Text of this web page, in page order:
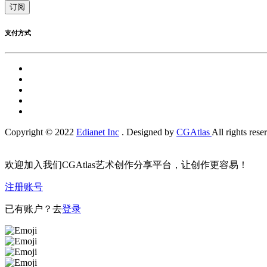
订阅
支付方式
Copyright © 2022 Edianet Inc . Designed by CGAtlas All rights
欢迎加入我们CGAtlas艺术创作分享平台，让创作更容易！
注册账号
已有账户？去登录